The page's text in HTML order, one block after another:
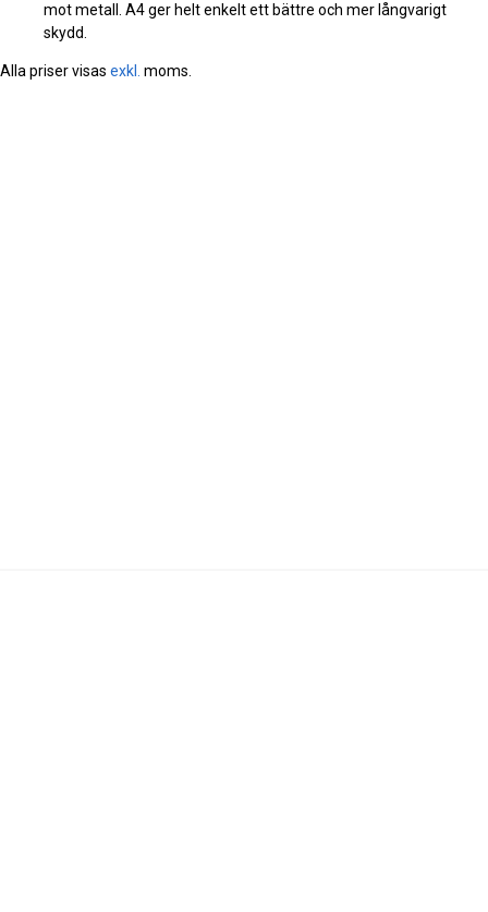
mot metall. A4 ger helt enkelt ett bättre och mer långvarigt
skydd.
Alla priser visas exkl. moms.